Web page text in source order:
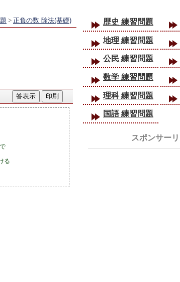
> 正負の数 除法(基礎) 歴史 練習問題
地理 練習問題
公民 練習問題
数学 練習問題
理科 練習問題
国語 練習問題
る